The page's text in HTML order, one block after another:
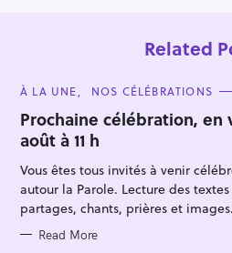
Related
C
T
E
G
O
I
E
S
À LA UNE NOS CÉLÉBRATIONS
Prochaine célébration, en
août à 11 h
Vous êtes tous invités à venir
autour la Parole. Lecture des
partages, chants, prières et images.
Read More
a
c
h
f
o
r
: